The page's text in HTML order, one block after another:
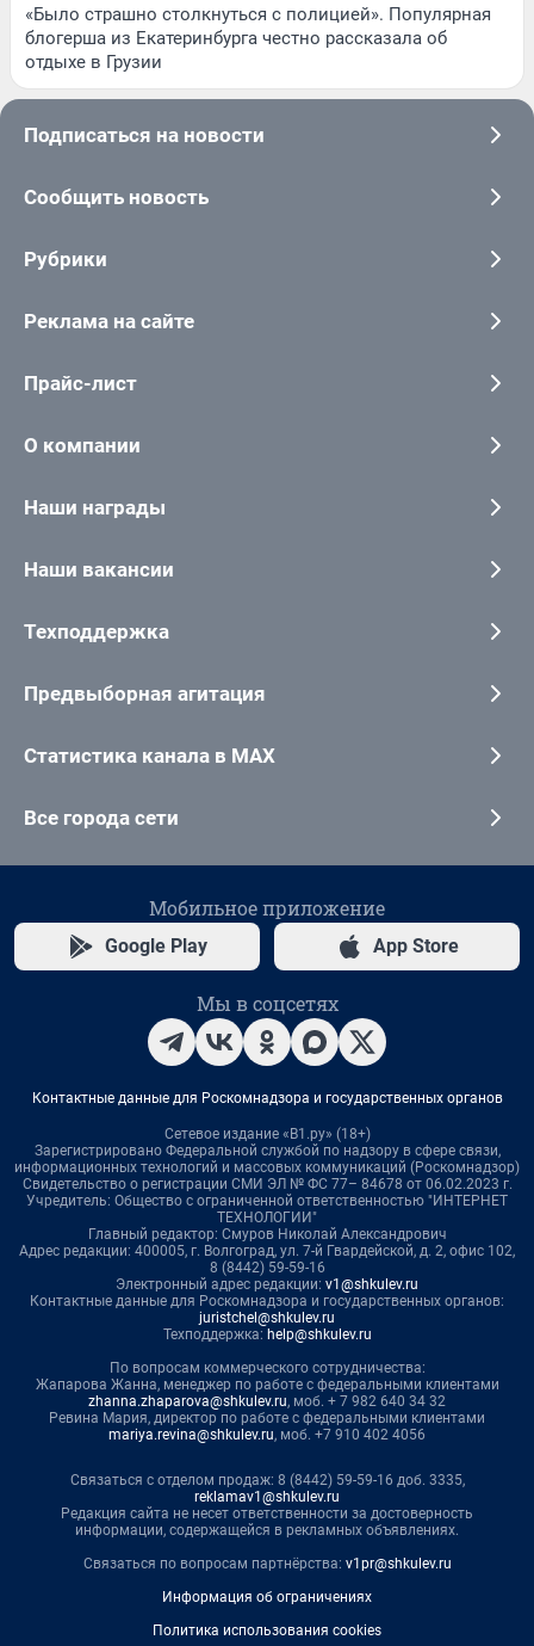
«Было страшно столкнуться с полицией». Популярная
блогерша из Екатеринбурга честно рассказала об
отдыхе в Грузии
Подписаться на новости
Сообщить новость
Рубрики
Реклама на сайте
Прайс-лист
О компании
Наши награды
Наши вакансии
Техподдержка
Предвыборная агитация
Статистика канала в MAX
Все города сети
Мобильное приложение
Google Play App Store
Мы в соцсетях
Контактные данные для Роскомнадзора и государственных органов
Сетевое издание «В1.ру» (18+)
Зарегистрировано Федеральной службой по надзору в сфере связи,
информационных технологий и массовых коммуникаций (Роскомнадзор)
Свидетельство о регистрации СМИ ЭЛ № ФС 77– 84678 от 06.02.2023 г.
Учредитель: Общество с ограниченной ответственностью "ИНТЕРНЕТ
ТЕХНОЛОГИИ"
Главный редактор: Смуров Николай Александрович
Адрес редакции: 400005, г. Волгоград, ул. 7-й Гвардейской, д. 2, офис 102,
8 (8442) 59-59-16
Электронный адрес редакции: v1@shkulev.ru
Контактные данные для Роскомнадзора и государственных органов:
juristchel@shkulev.ru
Техподдержка: help@shkulev.ru
По вопросам коммерческого сотрудничества:
Жапарова Жанна, менеджер по работе с федеральными клиентами
zhanna.zhaparova@shkulev.ru, моб. + 7 982 640 34 32
Ревина Мария, директор по работе с федеральными клиентами
mariya.revina@shkulev.ru, моб. +7 910 402 4056
Связаться с отделом продаж: 8 (8442) 59-59-16 доб. 3335,
reklamav1@shkulev.ru
Редакция сайта не несет ответственности за достоверность
информации, содержащейся в рекламных объявлениях.
Связаться по вопросам партнёрства: v1pr@shkulev.ru
Информация об ограничениях
Политика использования cookies